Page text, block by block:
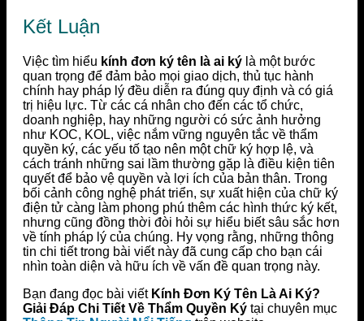
Kết Luận
Việc tìm hiểu kính đơn ký tên là ai ký là một bước
quan trọng để đảm bảo mọi giao dịch, thủ tục hành
chính hay pháp lý đều diễn ra đúng quy định và có giá
trị hiệu lực. Từ các cá nhân cho đến các tổ chức,
doanh nghiệp, hay những người có sức ảnh hưởng
như KOC, KOL, việc nắm vững nguyên tắc về thẩm
quyền ký, các yếu tố tạo nên một chữ ký hợp lệ, và
cách tránh những sai lầm thường gặp là điều kiện tiên
quyết để bảo vệ quyền và lợi ích của bản thân. Trong
bối cảnh công nghệ phát triển, sự xuất hiện của chữ ký
điện tử càng làm phong phú thêm các hình thức ký kết,
nhưng cũng đồng thời đòi hỏi sự hiểu biết sâu sắc hơn
về tính pháp lý của chúng. Hy vọng rằng, những thông
tin chi tiết trong bài viết này đã cung cấp cho bạn cái
nhìn toàn diện và hữu ích về vấn đề quan trọng này.
Bạn đang đọc bài viết Kính Đơn Ký Tên Là Ai Ký?
Giải Đáp Chi Tiết Về Thẩm Quyền Ký tại chuyên mục